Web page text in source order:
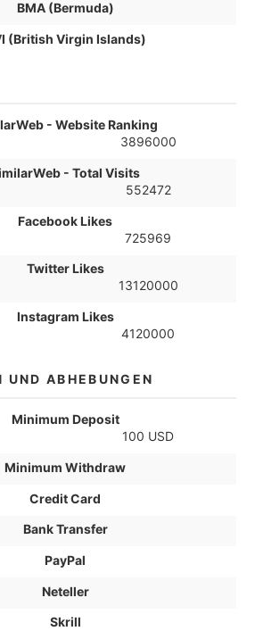
BMA (Bermuda)
(British Virgin Islands)
- Website Ranking
3896000
- Total Visits
552472
Facebook Likes
725969
Twitter Likes
13120000
Instagram Likes
4120000
UND ABHEBUNGEN
Minimum Deposit
100 USD
Minimum Withdraw
Credit Card
Bank Transfer
PayPal
Neteller
Skrill